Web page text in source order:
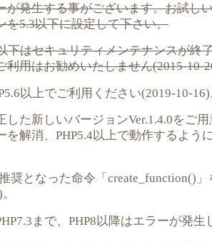
が発生する事がございます。お試し
を5.3以下に設定して下さい。
下はセキュリティメンテナンスが終
利用はお勧めいたしません(2015-10-
以上でご利用ください(2019-10-
した新しいバージョンVer.1.4.0をご
を解消、PHP5.4以上で動作するよう
奨となった命令「create_function()
まで、PHP8以降はエラーが発生